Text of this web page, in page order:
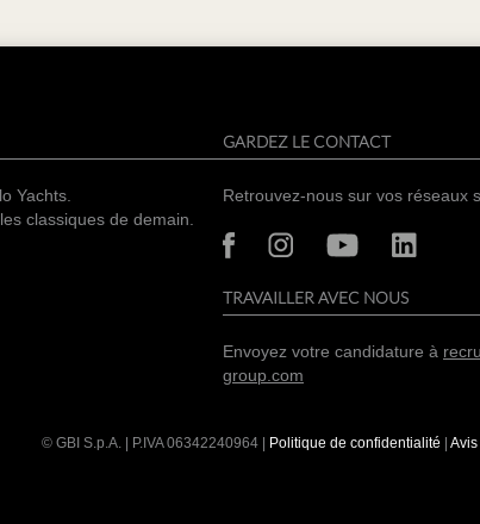
Yachts.
classiques de demain.
GARDEZ LE CONTACT
Retrouvez-nous sur vos réseaux
TRAVAILLER AVEC NOUS
Envoyez votre candidature à
group.com
© GBI S.p.A. | P.IVA06342240964 Politique de confidentialité